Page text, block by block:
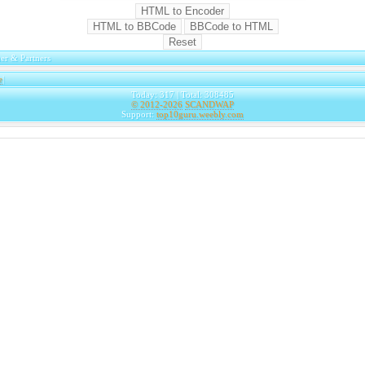
& Partners
|
Today: 317 | Total: 308485
© 2012-2026 SCANDWAP
Support: top10guru.weebly.com